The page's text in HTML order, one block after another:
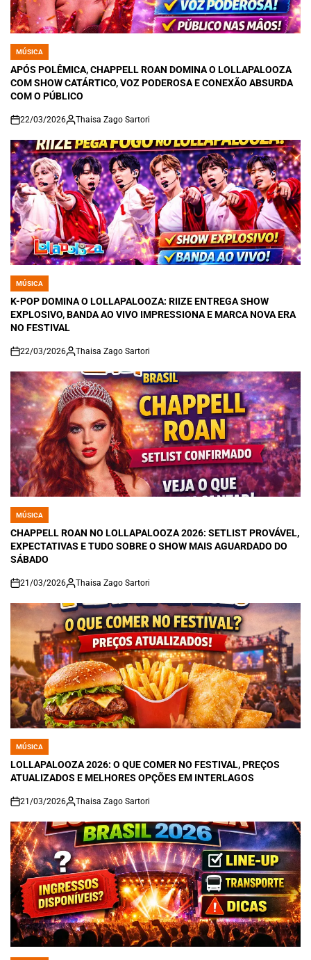
POSTED
IN
MÚSICA
APÓS POLÊMICA, CHAPPELL ROAN DOMINA O LOLLAPALOOZA
COM SHOW CATÁRTICO, VOZ PODEROSA E CONEXÃO ABSURDA
COM O PÚBLICO
on
22/03/2026 Thaisa Zago Sartori
POSTED
IN
MÚSICA
K-POP DOMINA O LOLLAPALOOZA: RIIZE ENTREGA SHOW
EXPLOSIVO, BANDA AO VIVO IMPRESSIONA E MARCA NOVA ERA
NO FESTIVAL
on
22/03/2026 Thaisa Zago Sartori
POSTED
IN
MÚSICA
CHAPPELL ROAN NO LOLLAPALOOZA 2026: SETLIST PROVÁVEL,
EXPECTATIVAS E TUDO SOBRE O SHOW MAIS AGUARDADO DO
SÁBADO
on
21/03/2026 Thaisa Zago Sartori
POSTED
IN
MÚSICA
LOLLAPALOOZA 2026: O QUE COMER NO FESTIVAL, PREÇOS
ATUALIZADOS E MELHORES OPÇÕES EM INTERLAGOS
on
21/03/2026 Thaisa Zago Sartori